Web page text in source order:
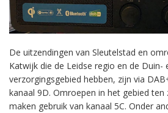
De uitzendingen van Sleutelstad en
Katwijk die de Leidse regio en de Duin-
verzorgingsgebied hebben, zijn via
kanaal 9D. Omroepen in het gebied ten
maken gebruik van kanaal 5C. Onder